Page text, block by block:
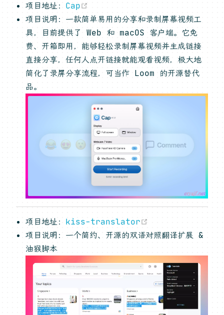
项目地址： Cap
项目说明：一款简单易用的分享和录制屏幕视频工
具，目前提供了 Web 和 macOS 客户端。它免
费、开箱即用，能够轻松录制屏幕视频并生成链接
直接分享，任何人点开链接就能观看视频，极大地
简化了录屏分享流程，可当作 Loom 的开源替代
品。
项目地址： kiss-translator
项目说明：一个简约、开源的双语对照翻译扩展 &
油猴脚本